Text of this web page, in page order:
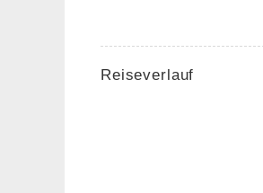
Reiseverlauf